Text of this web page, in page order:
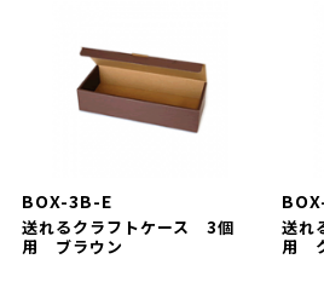
BOX-3B-E
送れるクラフトケース 3個
用 ブラウン
送れ
用